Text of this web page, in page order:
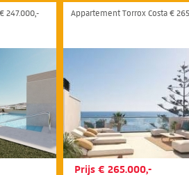
247.000,- Appartement Torrox Costa €
Prijs € 265.000,-